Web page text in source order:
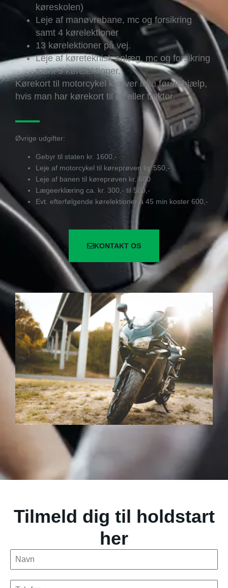
køreskolen)
Leje af manøvrebane, mc og forsikring
samt 4 kørelektioner
13 kørelektioner på vej.
Leje af køreteknisk anlæg, mc og forsikring
samt 5 kørelektioner.
Kørekort til motorcykel kræver ikke førstehjælp,
hvis man har kørekort til bil eller traktor.
Øvrige udgifter:
Gebyr til staten kr. 1600,-
Leje af motorcykel til køreprøven kr. 550,-
Leje af banen til køreprøven kr. 600
Lægeerklæring ca. kr. 300,- til 500,-
Evt. efterfølgende kørelektioner á 45 min koster 600,-
KONTAKT OS
Tilmeld dig til holdstart
her